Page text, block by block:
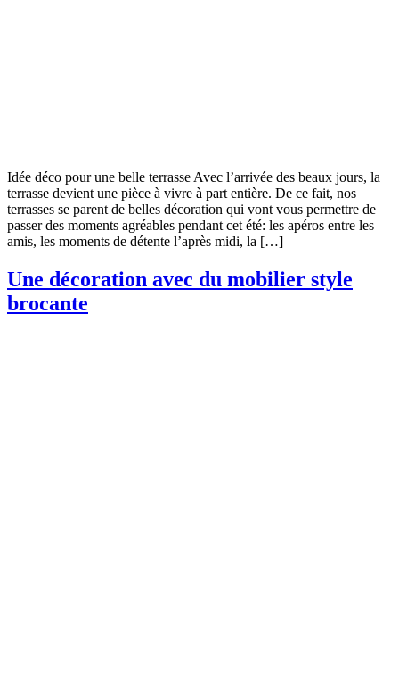
Idée déco pour une belle terrasse Avec l’arrivée des beaux jours, la
terrasse devient une pièce à vivre à part entière. De ce fait, nos
terrasses se parent de belles décoration qui vont vous permettre de
passer des moments agréables pendant cet été: les apéros entre les
amis, les moments de détente l’après midi, la […]
Une décoration avec du mobilier style
brocante